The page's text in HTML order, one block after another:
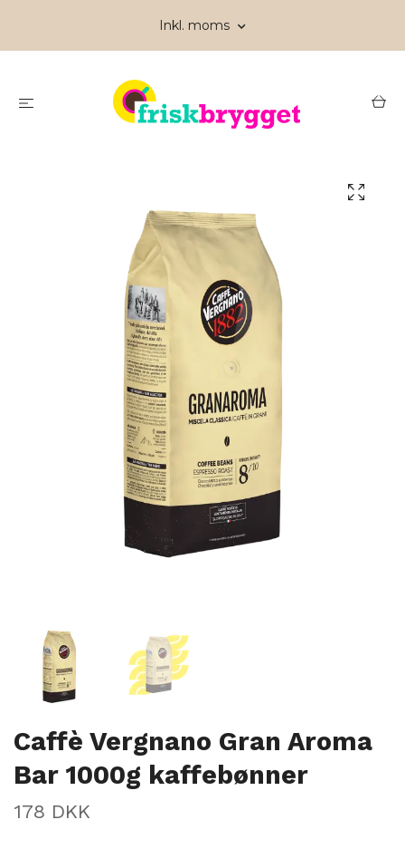
Inkl. moms
Caffè Vergnano Gran Aroma
Bar 1000g kaffebønner
178 DKK